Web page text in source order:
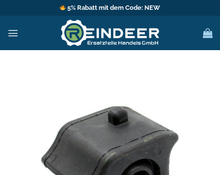
springen
5% Rabatt mit dem Code: NEW